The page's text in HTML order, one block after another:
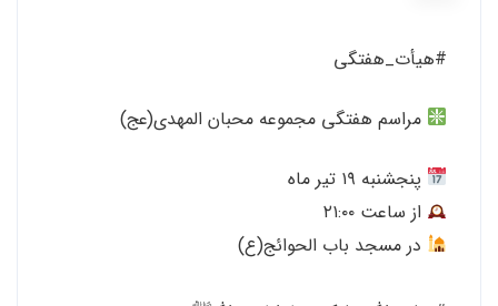
#هيأت_هفتگی
مراسم هفتگی مجموعه محبان المهدی(عج)
‌پنجشنبه ۱۹ تیر ماه
از ساعت ۲۱:۰۰
در مسجد باب‌ الحوائج(ع)